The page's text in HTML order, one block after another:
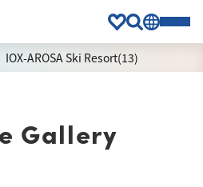
IOX-AROSA Ski Resort(13)
Gallery